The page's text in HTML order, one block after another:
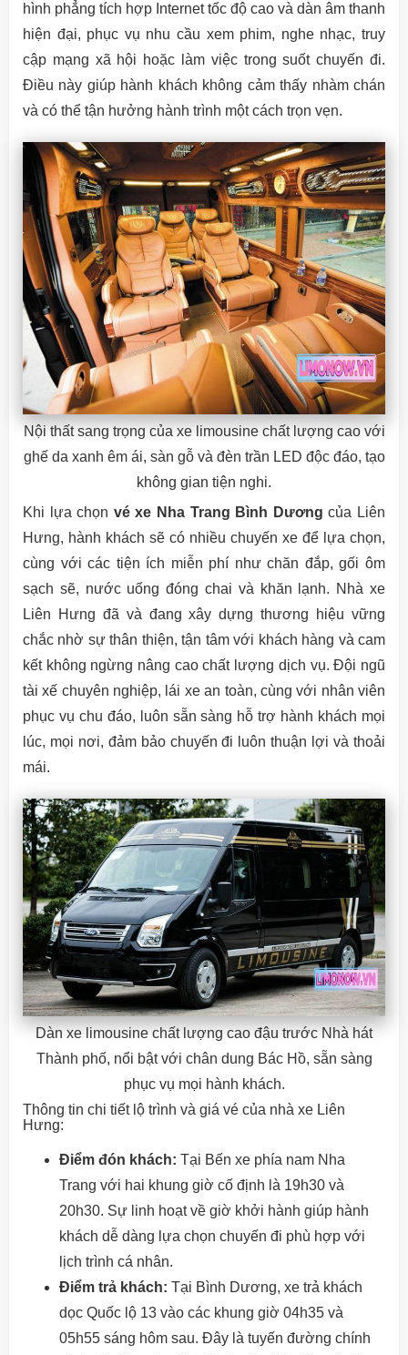
hình phẳng tích hợp Internet tốc độ cao và dàn âm thanh
hiện đại, phục vụ nhu cầu xem phim, nghe nhạc, truy
cập mạng xã hội hoặc làm việc trong suốt chuyến đi.
Điều này giúp hành khách không cảm thấy nhàm chán
và có thể tận hưởng hành trình một cách trọn vẹn.
Nội thất sang trọng của xe limousine chất lượng cao với
ghế da xanh êm ái, sàn gỗ và đèn trần LED độc đáo, tạo
không gian tiện nghi.
Khi lựa chọn vé xe Nha Trang Bình Dương của Liên
Hưng, hành khách sẽ có nhiều chuyến xe để lựa chọn,
cùng với các tiện ích miễn phí như chăn đắp, gối ôm
sạch sẽ, nước uống đóng chai và khăn lạnh. Nhà xe
Liên Hưng đã và đang xây dựng thương hiệu vững
chắc nhờ sự thân thiện, tận tâm với khách hàng và cam
kết không ngừng nâng cao chất lượng dịch vụ. Đội ngũ
tài xế chuyên nghiệp, lái xe an toàn, cùng với nhân viên
phục vụ chu đáo, luôn sẵn sàng hỗ trợ hành khách mọi
lúc, mọi nơi, đảm bảo chuyến đi luôn thuận lợi và thoải
mái.
Dàn xe limousine chất lượng cao đậu trước Nhà hát
Thành phố, nổi bật với chân dung Bác Hồ, sẵn sàng
phục vụ mọi hành khách.
Thông tin chi tiết lộ trình và giá vé của nhà xe Liên
Hưng:
Điểm đón khách: Tại Bến xe phía nam Nha
Trang với hai khung giờ cố định là 19h30 và
20h30. Sự linh hoạt về giờ khởi hành giúp hành
khách dễ dàng lựa chọn chuyến đi phù hợp với
lịch trình cá nhân.
Điểm trả khách: Tại Bình Dương, xe trả khách
dọc Quốc lộ 13 vào các khung giờ 04h35 và
05h55 sáng hôm sau. Đây là tuyến đường chính